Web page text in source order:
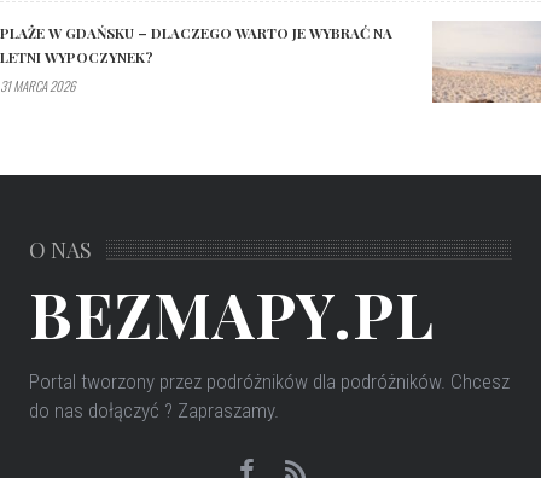
PLAŻE W GDAŃSKU – DLACZEGO WARTO JE WYBRAĆ NA
LETNI WYPOCZYNEK?
31 MARCA 2026
O NAS
BEZMAPY.PL
Portal tworzony przez podróżników dla podróżników. Chcesz
do nas dołączyć ? Zapraszamy.